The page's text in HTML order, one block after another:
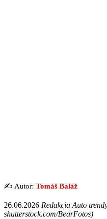
✍️ Autor: Tomáš Baláž
26.06.2026 Redakcia Auto
shutterstock.com/BearFotos)